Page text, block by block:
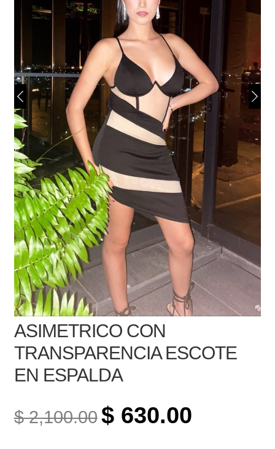
ASIMETRICO CON
TRANSPARENCIA ESCOTE
EN ESPALDA
$2,100.00 ORIGINAL
PRICE
$630.00